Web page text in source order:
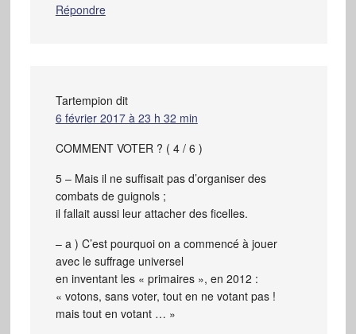
Répondre
Tartempion dit
6 février 2017 à 23 h 32 min
COMMENT VOTER ? ( 4 / 6 )
5 – Mais il ne suffisait pas d’organiser des
combats de guignols ;
il fallait aussi leur attacher des ficelles.
– a ) C’est pourquoi on a commencé à jouer
avec le suffrage universel
en inventant les « primaires », en 2012 :
« votons, sans voter, tout en ne votant pas !
mais tout en votant … »